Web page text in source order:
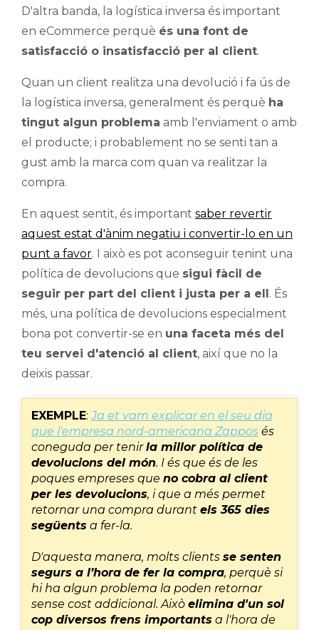
D'altra banda, la logística inversa és important
en eCommerce perquè és una font de
satisfacció o insatisfacció per al client.
Quan un client realitza una devolució i fa ús de
la logística inversa, generalment és perquè ha
tingut algun problema amb l'enviament o amb
el producte; i probablement no se senti tan a
gust amb la marca com quan va realitzar la
compra.
En aquest sentit, és important saber revertir
aquest estat d'ànim negatiu i convertir-lo en un
punt a favor. I això es pot aconseguir tenint una
política de devolucions que sigui fàcil de
seguir per part del client i justa per a ell . És
més, una política de devolucions especialment
bona pot convertir-se en una faceta més del
teu servei d'atenció al client, així que no la
deixis passar.
EXEMPLE:Ja et vam explicar en el seu dia
que l'empresa nord-americana Zappos és
coneguda per tenirla millor política de
devolucions del món. I és que és de les
poques empreses que no cobra al client
per les devolucions, i que a més permet
retornar una compra durant els 365 dies
següents a fer-la.
D'aquesta manera, molts clients se senten
segurs a l’hora de fer la compra, perquè si
hi ha algun problema la poden retornar
sense cost addicional. Això elimina d'un sol
cop diversos frens importants a l'hora de